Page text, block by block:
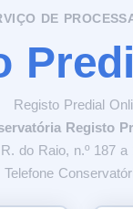
DE
Registo Predial
Registo
R. do Raio, n.º 187 a
Telefone